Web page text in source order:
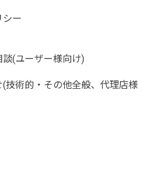
シー
(ユーザー様向け)
技術的・その他全般、代理店様